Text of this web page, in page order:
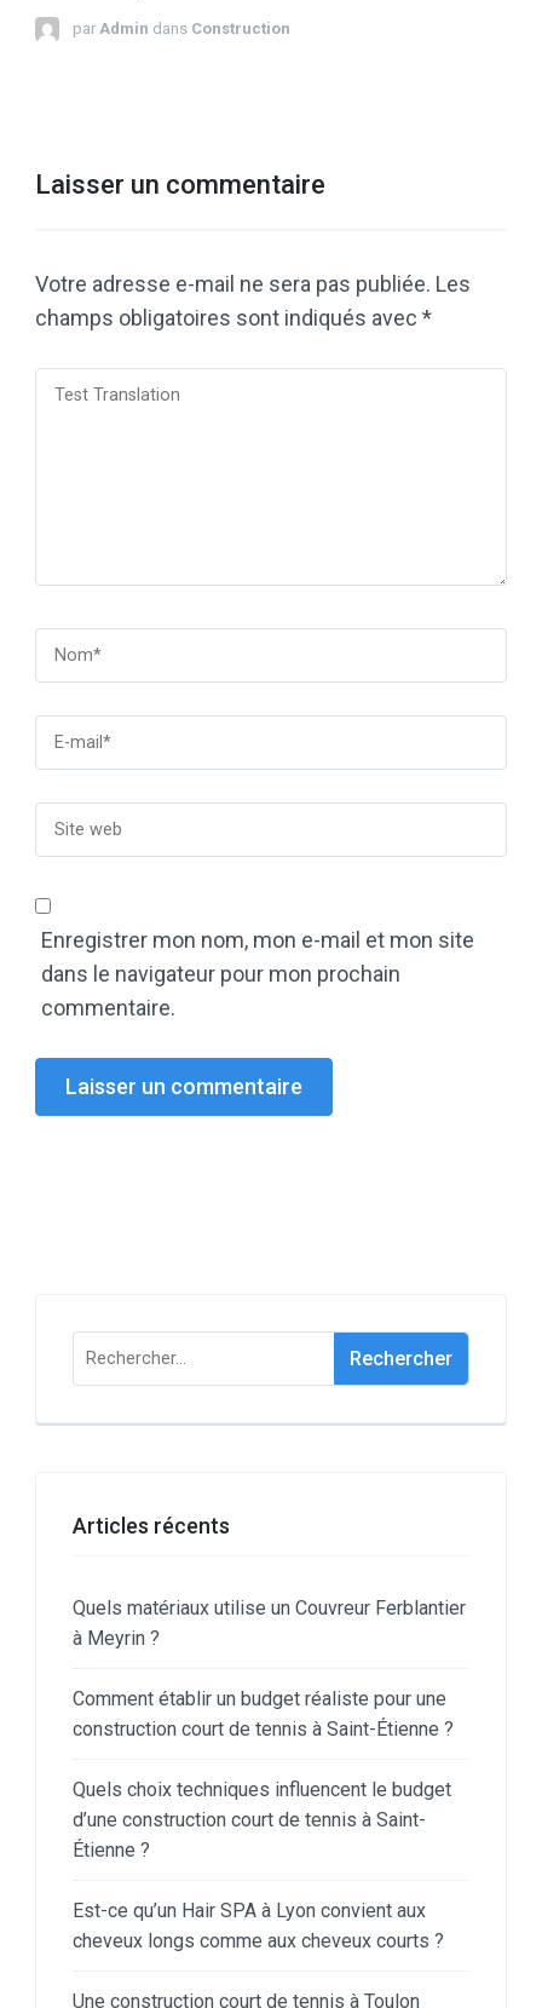
par Admin dans Construction
Laisser un commentaire
Votre adresse e-mail ne sera pas publiée. Les
champs obligatoires sont indiqués avec *
Enregistrer mon nom, mon e-mail et mon site
dans le navigateur pour mon prochain
commentaire.
Rechercher :
Articles récents
Quels matériaux utilise un Couvreur Ferblantier
à Meyrin ?
Comment établir un budget réaliste pour une
construction court de tennis à Saint-Étienne ?
Quels choix techniques influencent le budget
d’une construction court de tennis à Saint-
Étienne ?
Est-ce qu’un Hair SPA à Lyon convient aux
cheveux longs comme aux cheveux courts ?
Une construction court de tennis à Toulon